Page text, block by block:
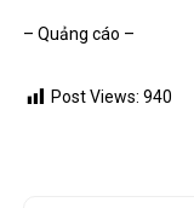
– Quảng cáo –
Post Views: 940